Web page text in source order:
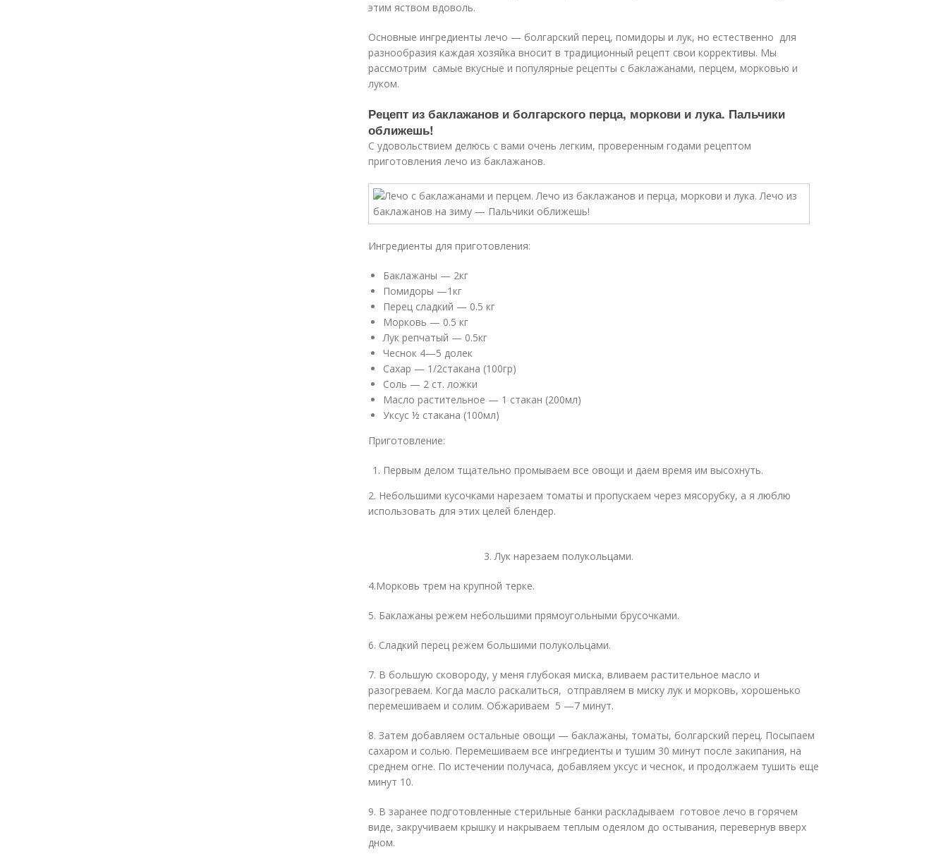
этим яством вдоволь.
Основные ингредиенты лечо — болгарский перец, помидоры и лук, но естественно для
разнообразия каждая хозяйка вносит в традиционный рецепт свои коррективы. Мы
рассмотрим самые вкусные и популярные рецепты с баклажанами, перцем, морковью и
луком.
Рецепт из баклажанов и болгарского перца, моркови и лука. Пальчики
оближешь!
С удовольствием делюсь с вами очень легким, проверенным годами рецептом
приготовления лечо из баклажанов.
Ингредиенты для приготовления:
Баклажаны — 2кг
Помидоры —1кг
Перец сладкий — 0.5 кг
Морковь — 0.5 кг
Лук репчатый — 0.5кг
Чеснок 4—5 долек
Сахар — 1/2стакана (100гр)
Соль — 2 ст. ложки
Масло растительное — 1 стакан (200мл)
Уксус ½ стакана (100мл)
Приготовление:
Первым делом тщательно промываем все овощи и даем время им высохнуть.
2. Небольшими кусочками нарезаем томаты и пропускаем через мясорубку, а я люблю
использовать для этих целей блендер.
3. Лук нарезаем полукольцами.
4.Морковь трем на крупной терке.
5. Баклажаны режем небольшими прямоугольными брусочками.
6. Сладкий перец режем большими полукольцами.
7. В большую сковороду, у меня глубокая миска, вливаем растительное масло и
разогреваем. Когда масло раскалиться, отправляем в миску лук и морковь, хорошенько
перемешиваем и солим. Обжариваем 5 —7 минут.
8. Затем добавляем остальные овощи — баклажаны, томаты, болгарский перец. Посыпаем
сахаром и солью. Перемешиваем все ингредиенты и тушим 30 минут после закипания, на
среднем огне. По истечении получаса, добавляем уксус и чеснок, и продолжаем тушить еще
минут 10.
9. В заранее подготовленные стерильные банки раскладываем готовое лечо в горячем
виде, закручиваем крышку и накрываем теплым одеялом до остывания, перевернув вверх
дном.